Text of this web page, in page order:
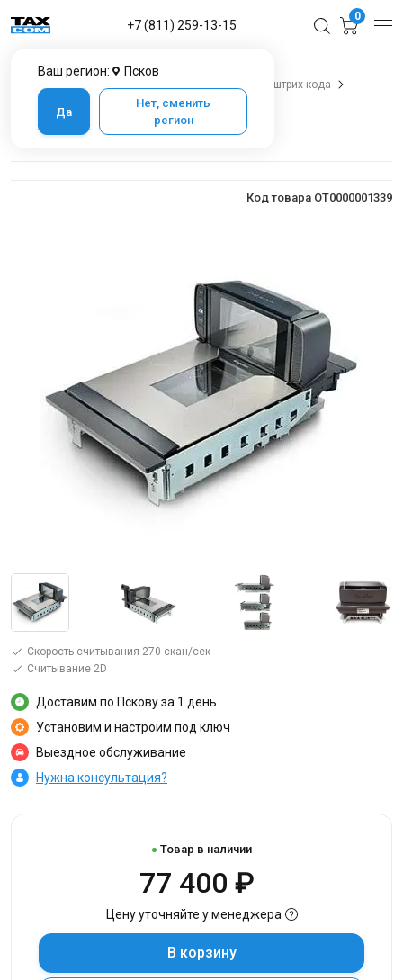
Ваш регион: Псков
Да
Нет, сменить
регион
+7 (811) 259-13-15
0
Сканеры штрих кода
Сканеры штрих кода 2D
Datalogic Magellan 9300
Datalogic Magellan 9300
Код товара OT0000001339
Скорость считывания 270 скан/сек
Считывание 2D
Доставим по Пскову за 1 день
Установим и настроим под ключ
Выездное обслуживание
Нужна консультация?
Товар в наличии
77 400 ₽
Цену уточняйте у менеджера
В корзину